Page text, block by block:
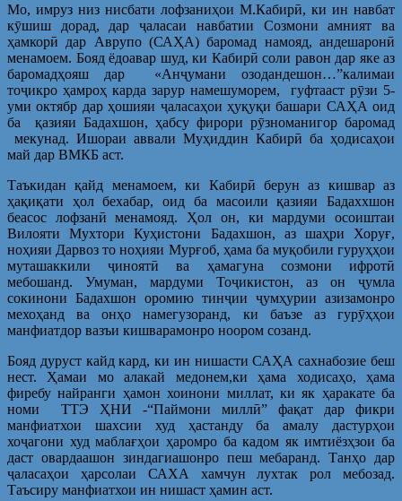
Мо, имруз низ нисбати лофзаниҳои М.Кабирӣ, ки ин навбат
кӯшиш дорад, дар ҷаласаи навбатии Созмони амният ва
ҳамкорӣ дар Аврупо (САҲА) баромад намояд, андешаронӣ
менамоем. Бояд ёдоавар шуд, ки Кабирӣ соли равон дар яке аз
баромадҳояш дар «Анҷумани озодандешон…”калимаи
тоҷикро ҳамроҳ карда зарур намешуморем, гуфтааст рӯзи 5-
уми октябр дар ҳошияи ҷаласаҳои ҳуқуқи башари САҲА оид
ба қазияи Бадахшон, ҳабсу фирори рӯзноманигор баромад
мекунад. Ишораи аввали Муҳиддин Кабирӣ ба ҳодисаҳои
май дар ВМКБ аст.
Таъкидан қайд менамоем, ки Кабирӣ берун аз кишвар аз
ҳақиқати ҳол бехабар, оид ба масоили қазияи Бадаххшон
беасос лофзанӣ менамояд. Ҳол он, ки мардуми осоиштаи
Вилояти Мухтори Куҳистони Бадахшон, аз шаҳри Хоруғ,
ноҳияи Дарвоз то ноҳияи Мурғоб, ҳама ба муқобили гуруҳҳои
муташаккили ҷиноятӣ ва ҳамагуна созмони ифротӣ
мебошанд. Умуман, мардуми Тоҷикистон, аз он ҷумла
сокинони Бадахшон оромию тинҷии ҷумҳурии азизамонро
мехоҳанд ва онҳо намегузоранд, ки баъзе аз гурӯҳҳои
манфиатдор вазъи кишварамонро ноором созанд.
Бояд дуруст кайд кард, ки ин нишасти САҲА сахнабозие беш
нест. Ҳамаи мо алакай медонем,ки ҳама ходисаҳо, ҳама
фиребу найранги ҳамон хоинони миллат, ки як ҳаракате ба
номи ТТЭ ҲНИ -“Паймони миллӣ” фақат дар фикри
манфиатхои шахсии худ ҳастанду ба амалу дастурҳои
хоҷагони худ маблағҳои ҳаромро ба кадом як имтиёзҳзои ба
даст овардаашон зиндагиашонро пеш мебаранд. Танҳо дар
ҷаласаҳои ҳарсолаи САХА хамчун лухтак рол мебозад.
Таъсиру манфиатхои ин нишаст ҳамин аст.